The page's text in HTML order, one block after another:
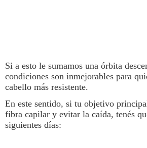
Si a esto le sumamos una órbita
condiciones son inmejorables para
cabello más resistente.
En este sentido, si tu objetivo
fibra capilar y evitar la caída, tenés
siguientes días: